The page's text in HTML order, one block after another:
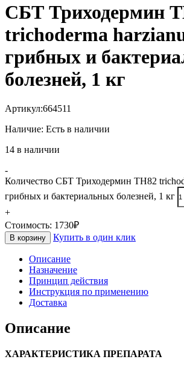
СБТ Триходермин
trichoderma
грибных и
болезней, 1 кг
Артикул:664511
Наличие: Есть в наличии
14 в наличии
-
Количество СБТ Триходермин ТН82
грибных и бактериальных болезней, 1 кг
+
Стоимость: 1730₽
В корзину Купить в один клик
Описание
Назначение
Принцип действия
Инструкция по применению
Доставка
Описание
ХАРАКТЕРИСТИКА ПРЕПАРАТА